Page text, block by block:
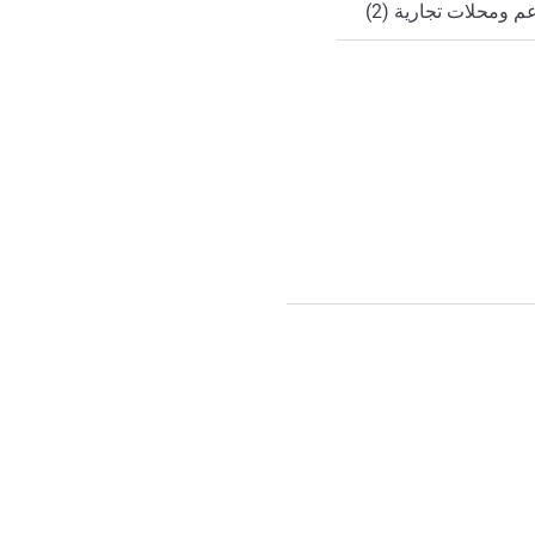
ومحلات تجارية (2)